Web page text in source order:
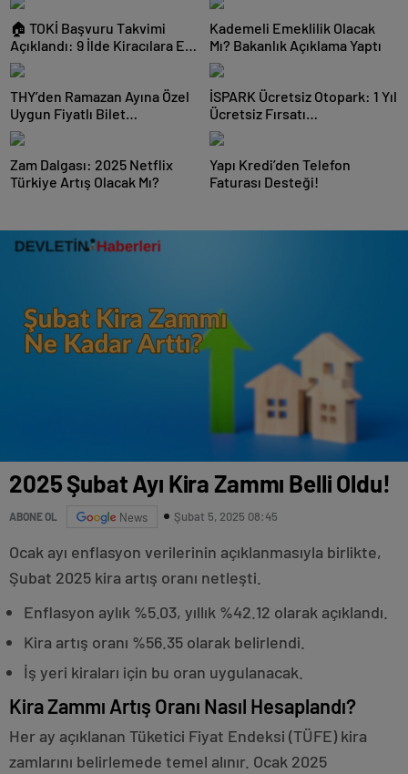
🏠 TOKİ Başvuru Takvimi
Açıklandı: 9 İlde Kiracılara Ev
Sahibi Olma Fırsatı!
Kademeli Emeklilik Olacak
Mı? Bakanlık Açıklama Yaptı
THY’den Ramazan Ayına Özel
Uygun Fiyatlı Bilet
Kampanyası
İSPARK Ücretsiz Otopark: 1 Yıl
Ücretsiz Fırsatı…
Zam Dalgası: 2025 Netflix
Türkiye Artış Olacak Mı?
Yapı Kredi’den Telefon
Faturası Desteği!
2025 Şubat Ayı Kira Zammı Belli Oldu!
ABONE OL News Şubat 5, 2025 08:45
Ocak ayı enflasyon verilerinin açıklanmasıyla birlikte,
Şubat 2025 kira artış oranı netleşti.
Enflasyon aylık %5.03, yıllık %42.12 olarak açıklandı.
Kira artış oranı %56.35 olarak belirlendi.
İş yeri kiraları için bu oran uygulanacak.
Kira Zammı Artış Oranı Nasıl Hesaplandı?
Her ay açıklanan Tüketici Fiyat Endeksi (TÜFE) kira
zamlarını belirlemede temel alınır. Ocak 2025